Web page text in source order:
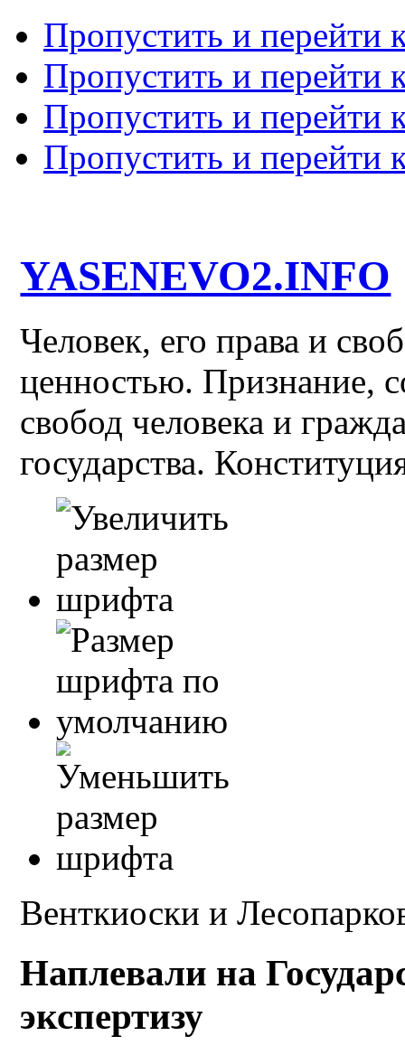
Пропустить и перейти
Пропустить и перейти
Пропустить и перейти
Пропустить и перейти
YASENEVO2.INFO
Человек, его права и
ценностью. Признание,
свобод человека и
государства.
Венткиоски и
Наплевали на
экспертизу